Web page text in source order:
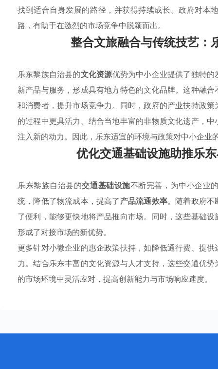
找到适合自身发展的路径，并获得持续成长。政府对本
路，有助于在激烈的市场竞争中脱颖而出。
整合文旅融合与传统技艺：
乐东黎族自治县的文化资源优势为中小企业提供了独特
新产品与服务，形成具有地方特色的文化品牌。这种融合
和消费者，提升市场竞争力。同时，政府的产业扶持政
的过程中更具活力。结合当地丰富的非物质文化遗产，
注入新的动力。因此，乐东适宜的环境与政策对中小企业
优化交通基础设施助推乐
乐东黎族自治县的交通基础设施不断完善，为中小企业
统，降低了物流成本，提高了产品流通效率。随着政府不
了便利，能够更快地将产品推向市场。同时，这些基础
形成了对接市场的新优势。
更多针对小微企业的惠企政策扶持，如降低通行费、提
力。结合乐东丰富的文化资源与人才支持，这些交通优
的市场环境中灵活应对，提高创新能力与市场响应速度。